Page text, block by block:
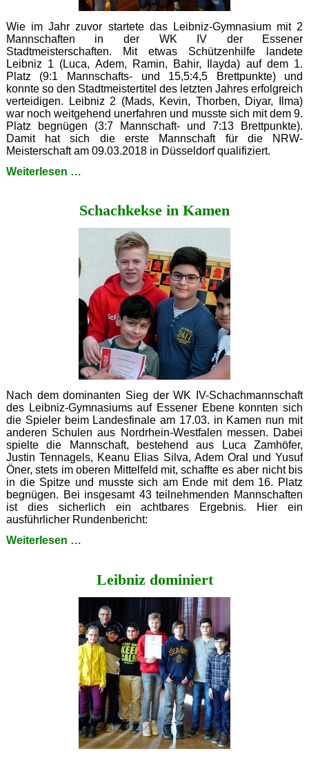
Wie im Jahr zuvor startete das Leibniz-Gymnasium mit 2
Mannschaften in der WK IV der Essener
Stadtmeisterschaften. Mit etwas Schützenhilfe landete
Leibniz 1 (Luca, Adem, Ramin, Bahir, Ilayda) auf dem 1.
Platz (9:1 Mannschafts- und 15,5:4,5 Brettpunkte) und
konnte so den Stadtmeistertitel des letzten Jahres erfolgreich
verteidigen. Leibniz 2 (Mads, Kevin, Thorben, Diyar, Ilma)
war noch weitgehend unerfahren und musste sich mit dem 9.
Platz begnügen (3:7 Mannschaft- und 7:13 Brettpunkte).
Damit hat sich die erste Mannschaft für die NRW-
Meisterschaft am 09.03.2018 in Düsseldorf qualifiziert.
Weiterlesen …
verteidigt
Schachkekse in Kamen
Nach dem dominanten Sieg der WK IV-Schachmannschaft
des Leibniz-Gymnasiums auf Essener Ebene konnten sich
die Spieler beim Landesfinale am 17.03. in Kamen nun mit
anderen Schulen aus Nordrhein-Westfalen messen. Dabei
spielte die Mannschaft, bestehend aus Luca Zamhöfer,
Justin Tennagels, Keanu Elias Silva, Adem Oral und Yusuf
Öner, stets im oberen Mittelfeld mit, schaffte es aber nicht bis
in die Spitze und musste sich am Ende mit dem 16. Platz
begnügen. Bei insgesamt 43 teilnehmenden Mannschaften
ist dies sicherlich ein achtbares Ergebnis. Hier ein
ausführlicher Rundenbericht:
Weiterlesen …
Leibniz dominiert